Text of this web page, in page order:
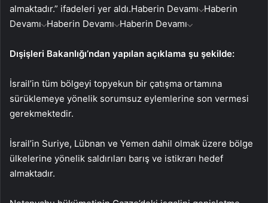
almaktadır.” ifadeleri yer aldı.Haberin Devamı Haberin
Devamı Haberin Devamı Haberin Devamı
Dışişleri Bakanlığı’ndan yapılan açıklama şu şekilde:
İsrail’in tüm bölgeyi topyekun bir çatışma ortamına
sürüklemeye yönelik sorumsuz eylemlerine son vermesi
gerekmektedir.
İsrail’in Suriye, Lübnan ve Yemen dahil olmak üzere bölge
ülkelerine yönelik saldırıları barış ve istikrarı hedef
almaktadır.